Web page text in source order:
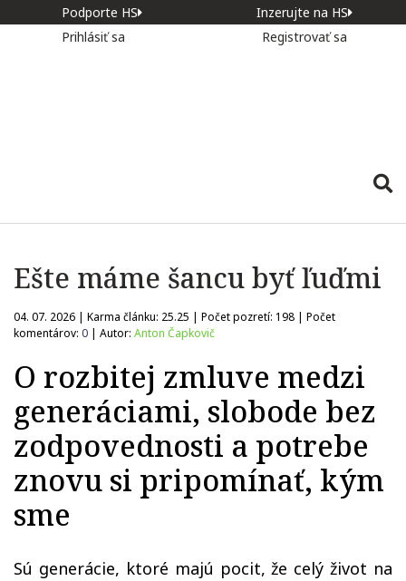
Podporte HS
Inzerujte na HS
Prihlásiť sa
Registrovať sa
Ešte máme šancu byť ľuďmi
04. 07. 2026 | Karma článku: 25.25 | Počet pozretí: 198 | Počet
komentárov: 0 | Autor: Anton Čapkovič
O rozbitej zmluve medzi
generáciami, slobode bez
zodpovednosti a potrebe
znovu si pripomínať, kým
sme
Sú generácie, ktoré majú pocit, že celý život na